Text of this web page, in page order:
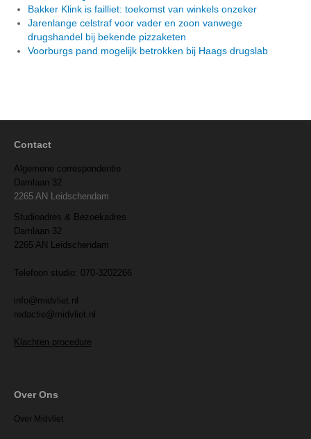
Bakker Klink is failliet: toekomst van winkels onzeker
Jarenlange celstraf voor vader en zoon vanwege
drugshandel bij bekende pizzaketen
Voorburgs pand mogelijk betrokken bij Haags drugslab
Contact
Algemene correspondentie
Damlaan 32
2265 AN Leidschendam
Studioadres & Bezoekadres
Damlaan 32
2265 AN Leidschendam
Telefoon studio: 070-3202266
info@midvliet.nl
redactie@midvliet.nl
Klachten procedure
Over Ons
Over Midvliet